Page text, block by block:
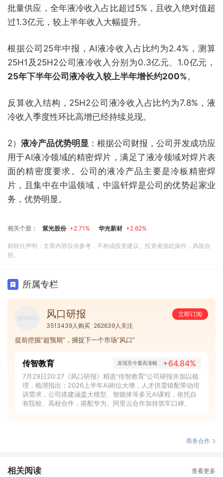
批量供应，全年液冷收入占比超过5%，且收入绝对值超
过1.3亿元，较上半年收入大幅提升。
根据公司25年中报，AI液冷收入占比约为2.4%，测算
25H1及25H2公司液冷收入分别为0.3亿元、1.0亿元，
25年下半年公司液冷收入较上半年增长约200%。
反算收入结构，25H2公司液冷收入占比约为7.8%，液
冷收入季度性环比高增已经持续兑现。
2） 液冷产品优势明显 ：根据公司财报，公司开发成功应
用于AI液冷领域的精密焊片，满足了液冷领域对焊片表
面的精密度要求。公司的液冷产品主要是冷板精密焊
片，且集中在中温领域，中温钎焊是公司的优势起家业
务，优势明显。
相关个股： 紫光股份 +2.71% 华光新材 +2.62%
财联社声明：文章内容仅供参考，不构成投资建议。投资者据此操作，风险自
担。
所属专栏
风口研报
立即订阅
3513439人购买 262639人关注
提前挖掘“超预期”，捕捉下一个市场“风口”
传智教育 发现至今最高涨幅 +64.84%
7月29日20:27《风口研报》精选“传智教育”公司研报并加以梳
理，梳理指出：2026上半年AI岗位大增，人才供需错配带动培
训需求，公司搭建涵盖大模型、智能体等多元AI课程，依托自
有院校、高校合作，搭配华为、阿里云合作加持筑牢口碑。
商务合作
相关阅读 查看更多